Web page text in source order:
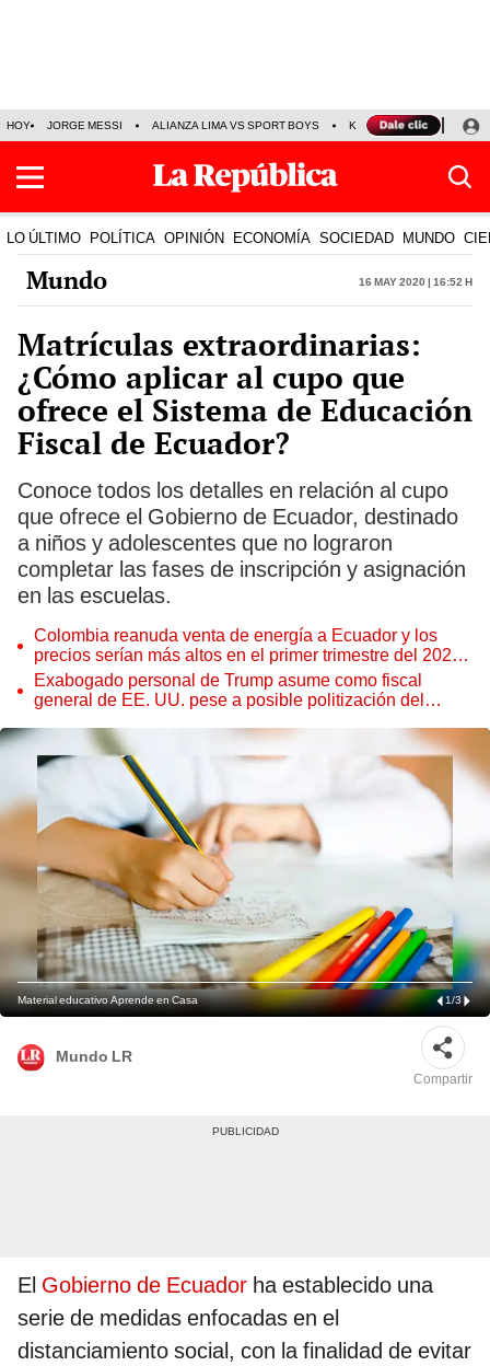
HOY JORGE MESSI ALIANZA LIMA VS SPORT BOYS KENJI FUJIMORI
LO ÚLTIMO POLÍTICA OPINIÓN ECONOMÍA SOCIEDAD MUNDO
Mundo 16 May 2020 | 16:52 h
Matrículas extraordinarias:
¿Cómo aplicar al cupo que
ofrece el Sistema de Educación
Fiscal de Ecuador?
Conoce todos los detalles en relación al cupo
que ofrece el Gobierno de Ecuador, destinado
a niños y adolescentes que no lograron
completar las fases de inscripción y asignación
en las escuelas.
Colombia reanuda venta de energía a Ecuador y los
precios serían más altos en el primer trimestre del 2027,
según Cenace
Exabogado personal de Trump asume como fiscal
general de EE. UU. pese a posible politización del
Material educativo Aprende en Casa 1/3
Mundo LR
Compartir
El Gobierno de Ecuador ha establecido una
serie de medidas enfocadas en el
distanciamiento social, con la finalidad de evitar